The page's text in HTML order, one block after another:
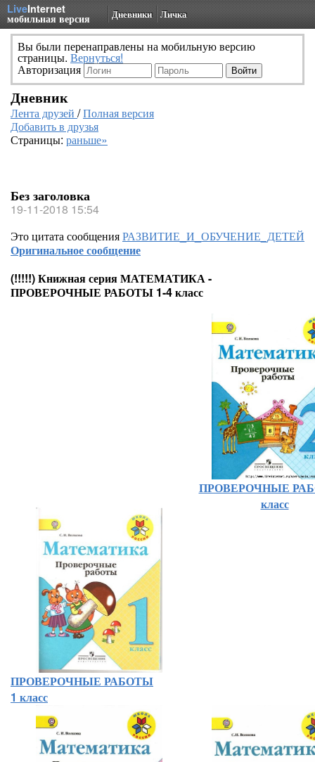
LiveInternet
мобильная версия Дневники Личка
Вы были перенаправлены на мобильную версию
страницы. Вернуться!
Авторизация
Дневник
Лента друзей /Полная версия
Добавить в друзья
Страницы: раньше»
Без заголовка
19-11-2018 15:54
Это цитата сообщенияРАЗВИТИЕ_И_ОБУЧЕНИЕ_ДЕТЕЙ
Оригинальное сообщение
(!!!!!) Книжная серия МАТЕМАТИКА -
ПРОВЕРОЧНЫЕ РАБОТЫ 1-4 класс
ПРОВЕРОЧНЫЕ РАБОТЫ
1 класс
ПРОВЕРОЧНЫЕ
класс